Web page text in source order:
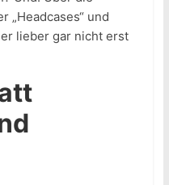
„Headcases“ und
lieber gar nicht erst